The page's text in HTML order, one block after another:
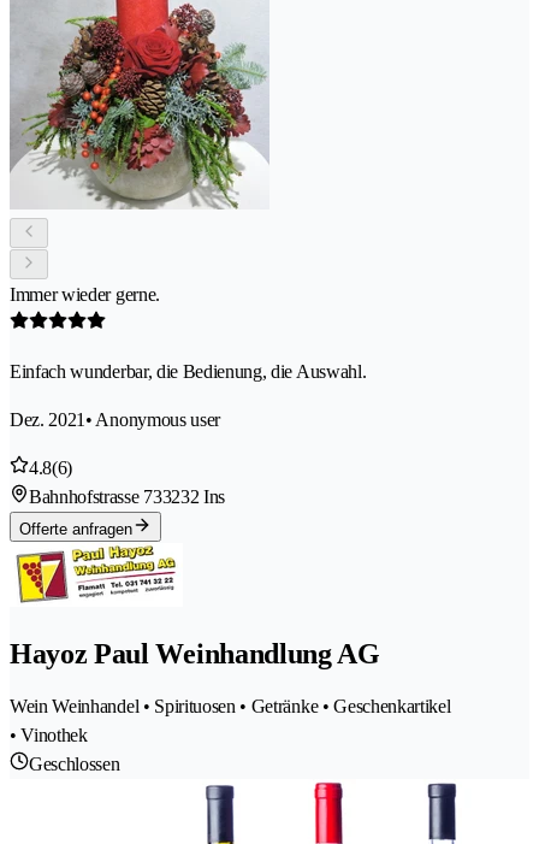
Immer wieder gerne.
Einfach wunderbar, die Bedienung, die Auswahl.
Dez. 2021 • Anonymous user
4.8(6)
Bahnhofstrasse 733232 Ins
Offerte anfragen
Hayoz Paul Weinhandlung AG
Wein Weinhandel • Spirituosen • Getränke • Geschenkartikel
• Vinothek
Geschlossen